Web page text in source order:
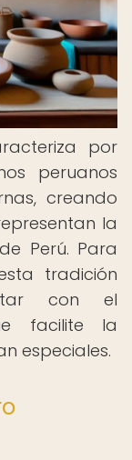
por
peruanos
creando
la
Perú. Para
tradición
con el
facilite la
especiales.